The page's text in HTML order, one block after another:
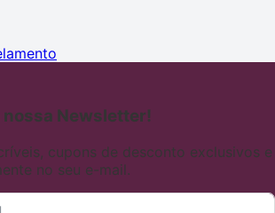
Newsletter!
cupons de desconto exclusivos e
no seu e-mail.